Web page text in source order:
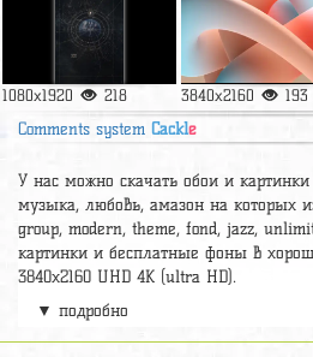
1080x1920 218 3840x2160 193
Comments system Cackle
У нас можно скачать обои и картинки
музыка, любовь, амазон на которых
group, modern, theme, fond, jazz,
картинки и бесплатные фоны в
3840x2160 UHD 4К (ultra HD).
Релевантные картинки и подборки
А так же можно найти много других
▼ подробно